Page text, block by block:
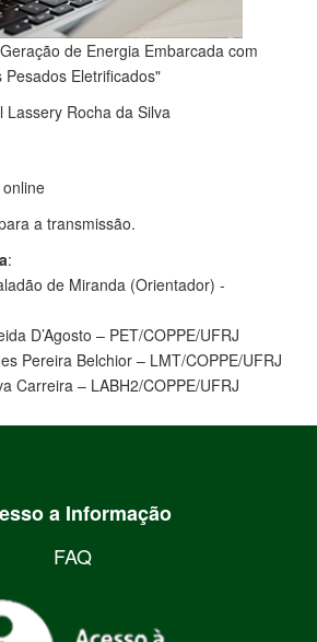
de Energia Embarcada com
Eletrificados"
Lassery Rocha da Silva
a transmissão.
:
de Miranda (Orientador) -
D’Agosto – PET/COPPE/UFRJ
Pereira Belchior – LMT/COPPE/UFRJ
Carreira – LABH2/COPPE/UFRJ
a Informação
FAQ